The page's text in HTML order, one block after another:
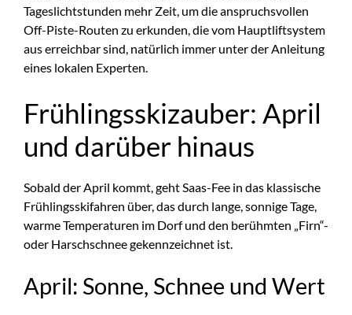
Tageslichtstunden mehr Zeit, um die anspruchsvollen
Off-Piste-Routen zu erkunden, die vom Hauptliftsystem
aus erreichbar sind, natürlich immer unter der Anleitung
eines lokalen Experten.
Frühlingsskizauber: April
und darüber hinaus
Sobald der April kommt, geht Saas-Fee in das klassische
Frühlingsskifahren über, das durch lange, sonnige Tage,
warme Temperaturen im Dorf und den berühmten „Firn“-
oder Harschschnee gekennzeichnet ist.
April: Sonne, Schnee und Wert